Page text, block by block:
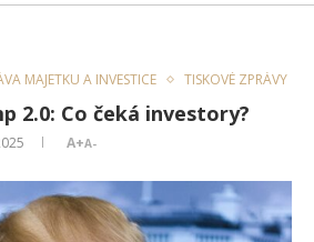
MAJETKU A INVESTICE TISKOVÉ ZPRÁVY
2.0: Co čeká investory?
A+A-